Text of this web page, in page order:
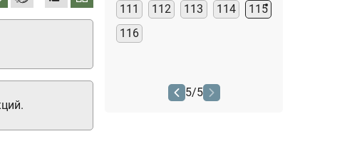
111
112 113 114
115
116
5/5